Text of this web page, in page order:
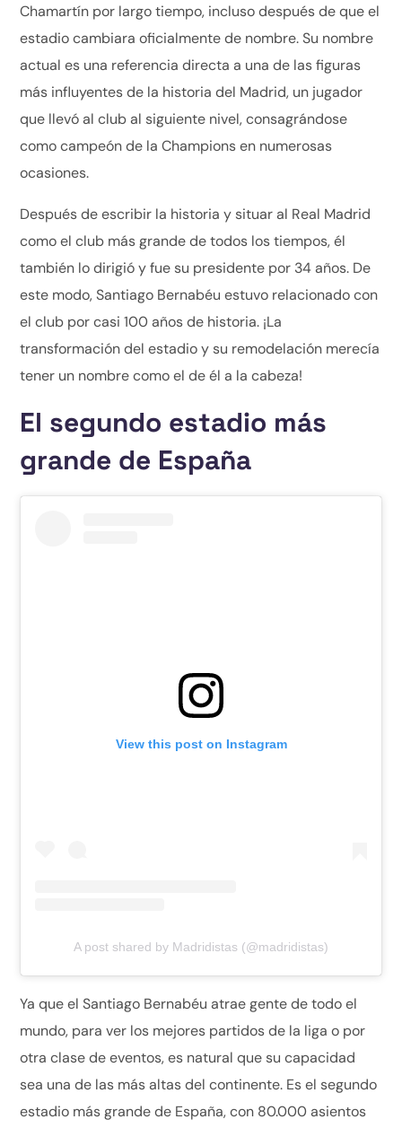
Chamartín por largo tiempo, incluso después de que el
estadio cambiara oficialmente de nombre. Su nombre
actual es una referencia directa a una de las figuras
más influyentes de la historia del Madrid, un jugador
que llevó al club al siguiente nivel, consagrándose
como campeón de la Champions en numerosas
ocasiones.
Después de escribir la historia y situar al Real Madrid
como el club más grande de todos los tiempos, él
también lo dirigió y fue su presidente por 34 años. De
este modo, Santiago Bernabéu estuvo relacionado con
el club por casi 100 años de historia. ¡La
transformación del estadio y su remodelación merecía
tener un nombre como el de él a la cabeza!
El segundo estadio más
grande de España
View this post on Instagram
A post shared by Madridistas (@madridistas)
Ya que el Santiago Bernabéu atrae gente de todo el
mundo, para ver los mejores partidos de la liga o por
otra clase de eventos, es natural que su capacidad
sea una de las más altas del continente. Es el segundo
estadio más grande de España, con 80.000 asientos